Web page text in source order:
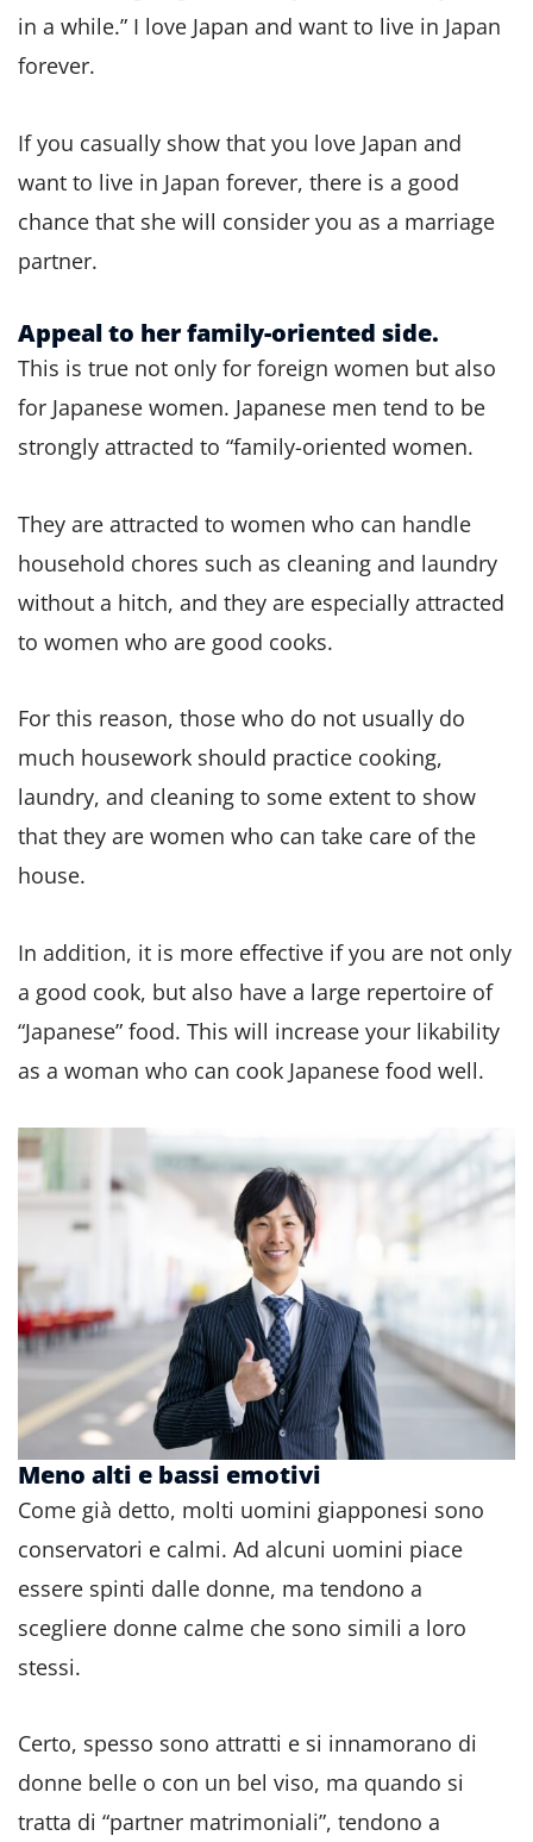
in a while.” I love Japan and want to live in Japan
forever.
If you casually show that you love Japan and
want to live in Japan forever, there is a good
chance that she will consider you as a marriage
partner.
Appeal to her family-oriented side.
This is true not only for foreign women but also
for Japanese women. Japanese men tend to be
strongly attracted to “family-oriented women.
They are attracted to women who can handle
household chores such as cleaning and laundry
without a hitch, and they are especially attracted
to women who are good cooks.
For this reason, those who do not usually do
much housework should practice cooking,
laundry, and cleaning to some extent to show
that they are women who can take care of the
house.
In addition, it is more effective if you are not only
a good cook, but also have a large repertoire of
“Japanese” food. This will increase your likability
as a woman who can cook Japanese food well.
Meno alti e bassi emotivi
Come già detto, molti uomini giapponesi sono
conservatori e calmi. Ad alcuni uomini piace
essere spinti dalle donne, ma tendono a
scegliere donne calme che sono simili a loro
stessi.
Certo, spesso sono attratti e si innamorano di
donne belle o con un bel viso, ma quando si
tratta di “partner matrimoniali”, tendono a